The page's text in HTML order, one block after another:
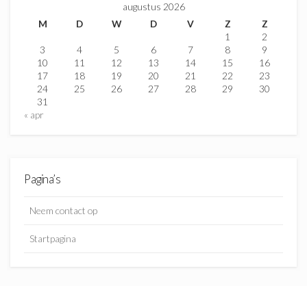
augustus 2026
M
D W D V Z
Z
1
2
3
4 5 6 7 8
9
10
11 12 13 14 15
16
17
18 19 20 21 22
23
24
25 26 27 28 29
30
31
« apr
Pagina’s
Neem contact op
Startpagina